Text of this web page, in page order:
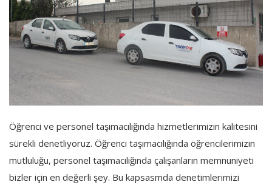
Resim Galerisi
Öğrenci ve personel taşımacılığında hizmetlerimizin kalitesini
sürekli denetliyoruz. Öğrenci taşımacılığında öğrencilerimizin
mutluluğu, personel taşımacılığında çalışanların memnuniyeti
bizler için en değerli şey. Bu kapsasmda denetimlerimizi